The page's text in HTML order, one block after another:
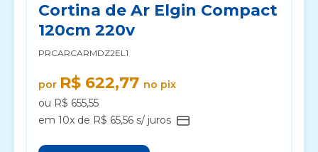
Cortina de Ar Elgin Compact
120cm 220v
PRCARCARMDZ2EL1
por R$ 622,77 no pix
ou R$ 655,55
em 10x de R$ 65,56 s/ juros